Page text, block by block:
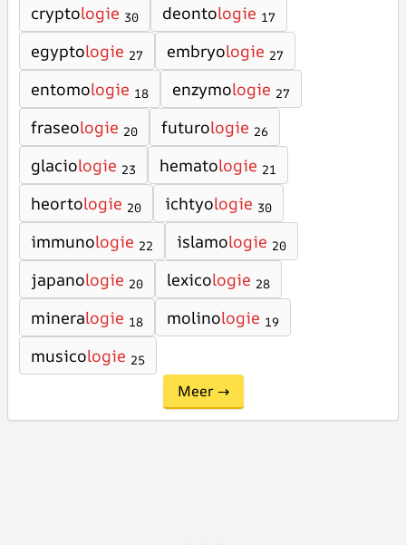
cryptologie 30 deontologie 17
egyptologie 27 embryologie 27
entomologie 18 enzymologie 27
fraseologie 20 futurologie 26
glaciologie 23 hematologie 21
heortologie 20 ichtyologie 30
immunologie 22 islamologie 20
japanologie 20 lexicologie 28
mineralogie 18 molinologie 19
musicologie 25
Meer →